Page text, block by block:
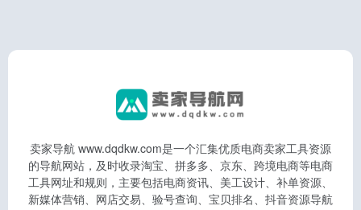
卖家导航 www.dqdkw.com是一个汇集优质电商卖家工具资源
的导航网站，及时收录淘宝、拼多多、京东、跨境电商等电商
工具网址和规则，主要包括电商资讯、美工设计、补单资源、
新媒体营销、网店交易、验号查询、宝贝排名、抖音资源导航